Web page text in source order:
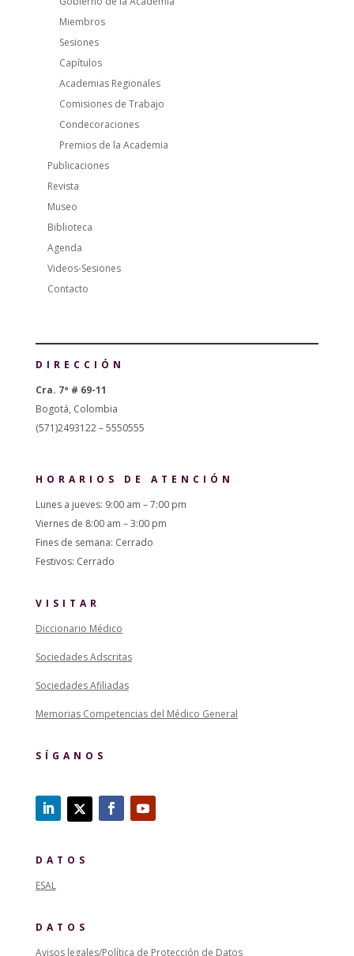
Miembros
Sesiones
Capítulos
Academias Regionales
Comisiones de Trabajo
Condecoraciones
Premios de la Academia
Publicaciones
Revista
Museo
Biblioteca
Agenda
Videos-Sesiones
Contacto
DIRECCIÓN
Cra. 7ª # 69-11
Bogotá, Colombia
(571)2493122 – 5550555
HORARIOS DE ATENCIÓN
Lunes a jueves: 9:00 am – 7:00 pm
Viernes de 8:00 am – 3:00 pm
Fines de semana: Cerrado
Festivos: Cerrado
VISITAR
Diccionario Médico
Sociedades Adscritas
Sociedades Afiliadas
Memorias Competencias del Médico General
SÍGANOS
DATOS
ESAL
DATOS
Avisos legales/Política de Protección de Datos